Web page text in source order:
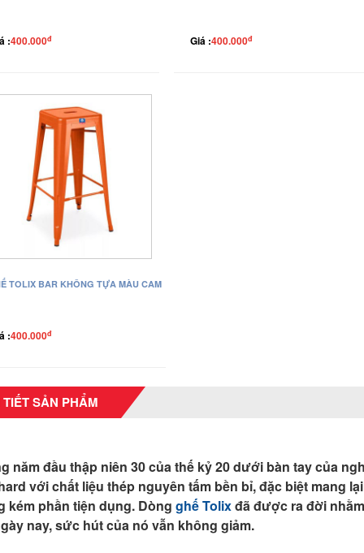
:400.000đ Giá :400.000đ
TOLIX BAR KHÔNG TỰA MÀU CAM
:400.000đ
TIẾT SẢN PHẨM
năm đầu thập niên 30 của thế kỷ 20 dưới bàn tay của
với chất liệu thép nguyên tấm bền bỉ, đặc biệt mang
kém phần tiện dụng. Dòng ghế Tolixđã được ra đời
nay, sức hút của nó vẫn không giảm.